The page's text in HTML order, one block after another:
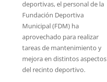
deportivas, el personal de la
Fundación Deportiva
Municipal (FDM) ha
aprovechado para realizar
tareas de mantenimiento y
mejora en distintos aspectos
del recinto deportivo.